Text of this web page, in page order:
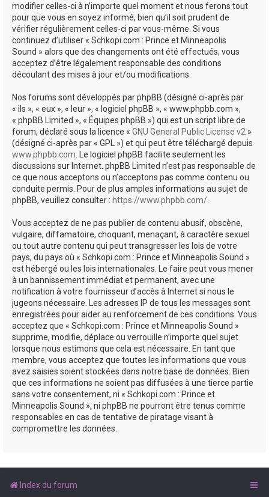
modifier celles-ci à n’importe quel moment et nous ferons tout
pour que vous en soyez informé, bien qu’il soit prudent de
vérifier régulièrement celles-ci par vous-même. Si vous
continuez d’utiliser « Schkopi.com : Prince et Minneapolis
Sound » alors que des changements ont été effectués, vous
acceptez d’être légalement responsable des conditions
découlant des mises à jour et/ou modifications.
Nos forums sont développés par phpBB (désigné ci-après par
« ils », « eux », « leur », « logiciel phpBB », « www.phpbb.com »,
« phpBB Limited », « Équipes phpBB ») qui est un script libre de
forum, déclaré sous la licence « GNU General Public License v2 »
(désigné ci-après par « GPL ») et qui peut être téléchargé depuis
www.phpbb.com . Le logiciel phpBB facilite seulement les
discussions sur Internet. phpBB Limited n’est pas responsable de
ce que nous acceptons ou n’acceptons pas comme contenu ou
conduite permis. Pour de plus amples informations au sujet de
phpBB, veuillez consulter : https://www.phpbb.com/
Vous acceptez de ne pas publier de contenu abusif, obscène,
vulgaire, diffamatoire, choquant, menaçant, à caractère sexuel
ou tout autre contenu qui peut transgresser les lois de votre
pays, du pays où « Schkopi.com : Prince et Minneapolis Sound »
est hébergé ou les lois internationales. Le faire peut vous mener
à un bannissement immédiat et permanent, avec une
notification à votre fournisseur d’accès à Internet si nous le
jugeons nécessaire. Les adresses IP de tous les messages sont
enregistrées pour aider au renforcement de ces conditions. Vous
acceptez que « Schkopi.com : Prince et Minneapolis Sound »
supprime, modifie, déplace ou verrouille n’importe quel sujet
lorsque nous estimons que cela est nécessaire. En tant que
membre, vous acceptez que toutes les informations que vous
avez saisies soient stockées dans notre base de données. Bien
que ces informations ne soient pas diffusées à une tierce partie
sans votre consentement, ni « Schkopi.com : Prince et
Minneapolis Sound », ni phpBB ne pourront être tenus comme
responsables en cas de tentative de piratage visant à
compromettre les données.
Index du forum